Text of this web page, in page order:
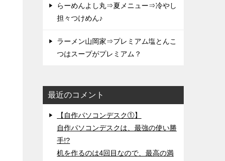
らーめんよし丸⇒夏メニュー⇒冷やし
担々つけめん♪
ラーメン山岡家⇒プレミアム塩とんこ
つはスープがプレミアム？
最近のコメント
【自作パソコンデスク①】
自作パソコンデスクは、最強の使い勝
手!?
机を作るのは4回目なので、最高の満